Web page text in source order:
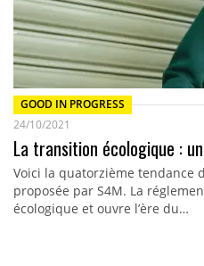
GOOD IN PROGRESS
24/10/2021
La transition écologique :
Voici la quatorzième tendance
proposée par S4M. La
écologique et ouvre l’ère du…